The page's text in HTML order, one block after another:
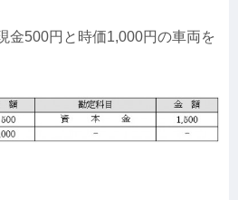
金500円と時価1,000円の車両を